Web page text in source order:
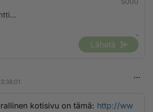
Lähetä
kotisivu on tämä: http://ww